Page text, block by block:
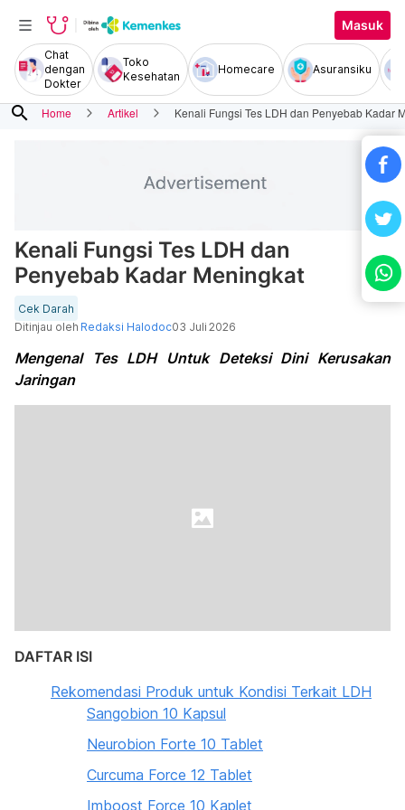
Masuk
Chat
dengan
Dokter
Toko
Kesehatan
Homecare Asuransiku
search Home Artikel Kenali Fungsi Tes LDH dan Penyebab Kadar
Kenali Fungsi Tes LDH dan
Penyebab Kadar Meningkat
Cek Darah
Ditinjau oleh Redaksi Halodoc03 Juli 2026
Mengenal Tes LDH Untuk Deteksi Dini Kerusakan
Jaringan
DAFTAR ISI
Rekomendasi Produk untuk Kondisi Terkait LDH
Sangobion 10 Kapsul
Neurobion Forte 10 Tablet
Curcuma Force 12 Tablet
Imboost Force 10 Kaplet